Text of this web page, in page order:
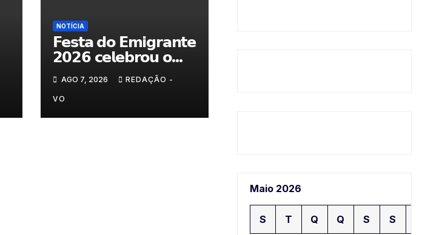
NOTÍCIA
𝗙𝗲𝘀𝘁𝗮 𝗱𝗼 𝗘𝗺𝗶𝗴𝗿𝗮𝗻𝘁𝗲
𝟮𝟬𝟮𝟲 𝗰𝗲𝗹𝗲𝗯𝗿𝗼𝘂 𝗼
𝗿𝗲𝗲𝗻𝗰𝗼𝗻𝘁𝗿𝗼 𝗲 𝗼𝘀
𝗹𝗮𝗰̧𝗼𝘀 𝗾𝘂𝗲 𝘂𝗻𝗲𝗺
𝗠𝘂𝗿𝗰̧𝗮
AGO 7, 2026 REDAÇÃO -
VO
Maio 2026
S T Q Q S S